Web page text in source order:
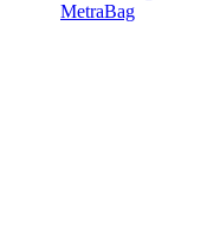
MetraBag